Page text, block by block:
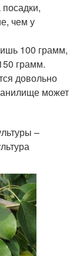
чем у
100 грамм,
грамм.
довольно
может
–